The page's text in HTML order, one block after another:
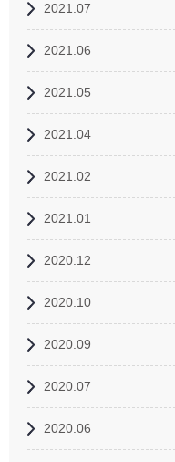
2021.07
2021.06
2021.05
2021.04
2021.02
2021.01
2020.12
2020.10
2020.09
2020.07
2020.06